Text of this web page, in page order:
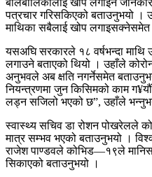
बालबालिकालाई खोप लगाइने
पत्रचार गरिसकिएको बताउनुभयो ।
माथिका सबैलाई खोप
यसअघि सरकारले १८ वर्षभन्दा
लगाउने बताएको थियो । उहाँले
अनुभवले अब क्षति नगर्नेसमेत
नियन्त्रणमा जुन किसिमको काम
लड्न सजिलो भएको छ”, उहाँले
स्वास्थ्य सचिव डा रोशन पोखरेलले
मात्र सम्भव भएको बताउनुभयो ।
राजेश पाण्डवले कोभिड—१९ले
सिकाएको बताउनुभयो ।